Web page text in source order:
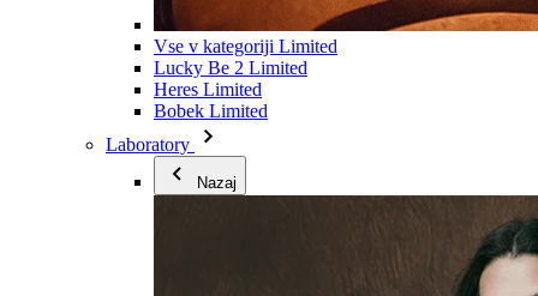
Vse v kategoriji Limited
Lucky Be 2 Limited
Heres Limited
Bobek Limited
Laboratory
Nazaj